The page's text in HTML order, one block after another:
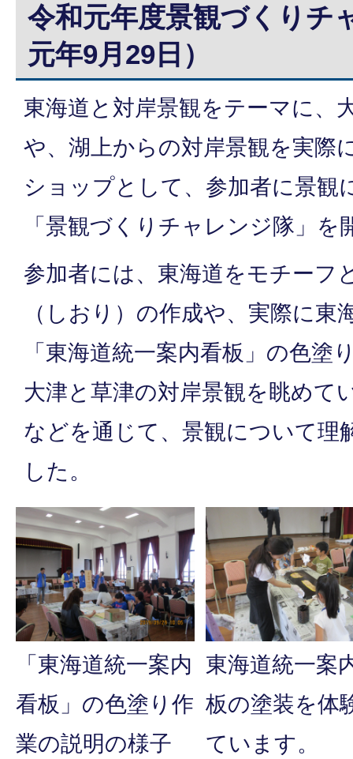
令和元年度景観づくりチ
元年9月29日）
東海道と対岸景観をテーマに、
や、湖上からの対岸景観を実際
ショップとして、参加者に景観
「景観づくりチャレンジ隊」を
参加者には、東海道をモチーフ
（しおり）の作成や、実際に東
「東海道統一案内看板」の色塗
大津と草津の対岸景観を眺めて
などを通じて、景観について理
した。
「東海道統一案内
看板」の色塗り作
業の説明の様子
東海道統一案
板の塗装を体
ています。